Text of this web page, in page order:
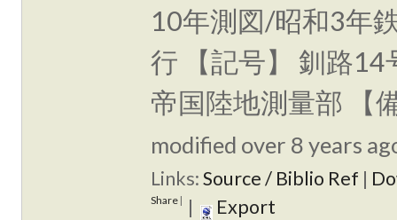
10年測図/昭和3年
行 【記号】 釧路
帝国陸地測量部 【
modified over 8 years
Links:Source / Biblio Ref |
Share | Export